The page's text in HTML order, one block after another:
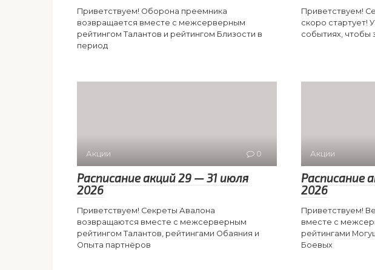
Приветствуем! Оборона преемника
возвращается вместе с межсерверным
рейтингом Талантов и рейтингом Близости в
период
Приветствуем!
скоро стартует!
событиях, чтобы
Акции 0
Расписание акций 29 — 31 июля
2026
Приветствуем! Секреты Авалона
возвращаются вместе с межсерверным
рейтингом Талантов, рейтингами Обаяния и
Опыта партнёров
Акции
Расписание
2026
Приветствуем!
вместе с
рейтингами
Боевых